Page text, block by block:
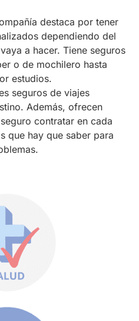
destaca por tener
dependiendo del
a hacer. Tiene seguros
o de mochilero hasta
estudios.
seguros de viajes
Además, ofrecen
contratar en cada
que hay que saber para